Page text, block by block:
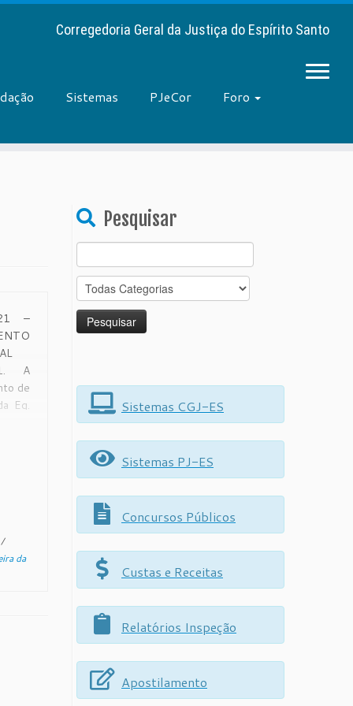
Corregedoria Geral da Justiça do Espírito Santo
Sistemas PJeCor
Foro
–
A
de
Eg.
de
a
/
da
Pesquisar
for:
Sistemas CGJ-ES
Sistemas PJ-ES
Concursos Públicos
Custas e Receitas
Relatórios Inspeção
Apostilamento